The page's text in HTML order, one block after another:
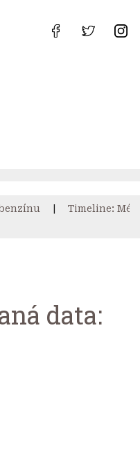
Timeline: Média
data: